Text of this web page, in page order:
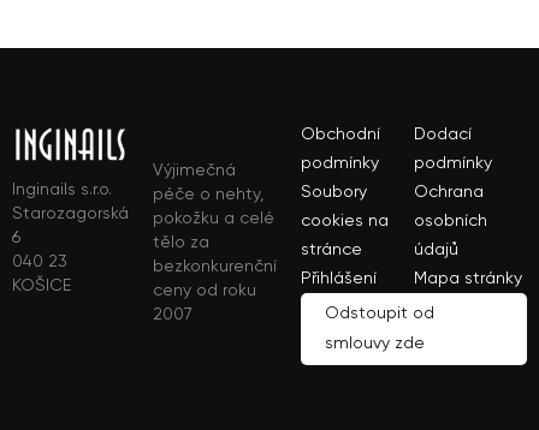
Inginails s.r.o.
Starozagorská
6
040 23
KOŠICE
Výjimečná
péče o nehty,
pokožku a celé
tělo za
bezkonkurenční
ceny od roku
2007
Obchodní
podmínky
Dodací
podmínky
Soubory
cookies na
stránce
Ochrana
osobních
údajů
Přihlášení
Mapa stránky
Odstoupit od
smlouvy zde